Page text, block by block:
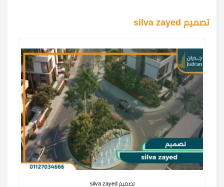
تصميم silva zayed
تصميم silva zayed